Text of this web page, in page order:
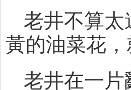
老井不算
黃的油菜花，
老井在一